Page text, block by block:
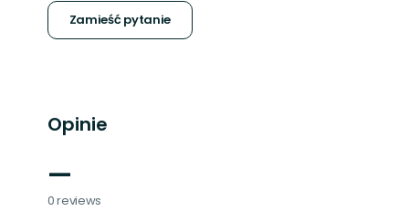
Zamieść pytanie
Opinie
—
0 reviews